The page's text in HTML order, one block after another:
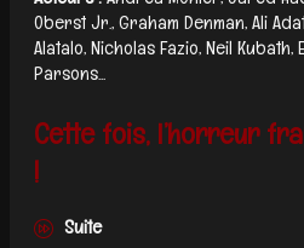
Oberst Jr., Graham Denman, Ali
Alatalo, Nicholas Fazio, Neil Kubath,
Parsons...
Cette fois, l’horreur
!
Suite